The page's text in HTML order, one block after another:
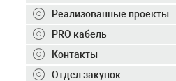
Реализованные проекты
PRO кабель
Контакты
Отдел закупок